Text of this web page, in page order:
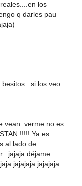
los
q darles pau
besitos...si los veo
vean..verme no es
!!!!! Ya es
al lado de
déjame
jajajaja jajajaja